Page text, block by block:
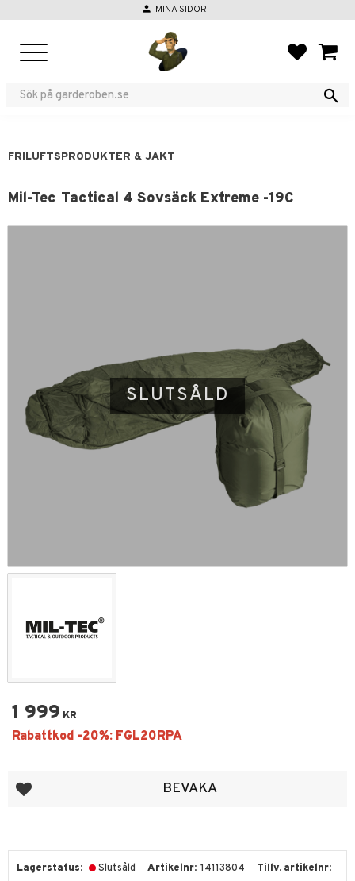
person MINA SIDOR
FRILUFTSPRODUKTER & JAKT
Mil-Tec Tactical 4 Sovsäck Extreme -19C
SLUTSÅLD
1 999 KR
Lägg till i favoriter BEVAKA
Lagerstatus Slutsåld Artikelnr 14113804
Tillv. artikelnr